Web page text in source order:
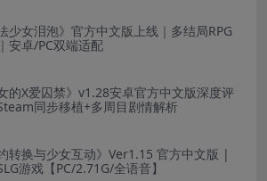
少女泪泡》官方中文版上线｜多结局RPG
安卓/PC双端适配
的X爱囚禁》v1.28安卓官方中文版深度评
同步移植+多周目剧情解析
转换与少女互动》Ver1.15 官方中文版 |
游戏【PC/2.71G/全语音】